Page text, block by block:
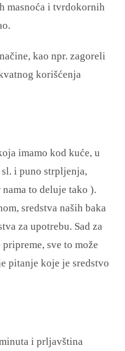
masnoća i tvrdokornih
kao npr. zagoreli
korišćenja
imamo kod kuće, u
i puno strpljenja,
to deluje tako ).
sredstva naših baka
za upotrebu. Sad za
sve to može
pitanje koje je sredstvo
i prljavština